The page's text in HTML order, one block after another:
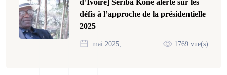
d’Ivoire] Sériba Koné alerte sur les
défis à l’approche de la présidentielle
2025
mai 2025, 1769 vue(s)